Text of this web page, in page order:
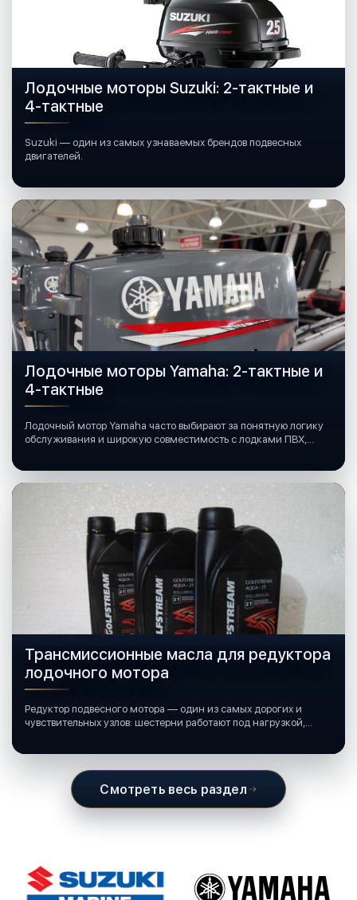
Лодочные моторы Suzuki: 2-тактные и
4-тактные
Suzuki — один из самых узнаваемых брендов подвесных
двигателей.
Лодочные моторы Yamaha: 2-тактные и
4-тактные
Лодочный мотор Yamaha часто выбирают за понятную логику
обслуживания и широкую совместимость с лодками ПВХ,
Трансмиссионные масла для редуктора
лодочного мотора
Редуктор подвесного мотора — один из самых дорогих и
чувствительных узлов: шестерни работают под нагрузкой,
Смотреть весь раздел